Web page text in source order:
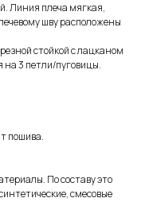
Линия плеча мягкая,
шву расположены
стойкой с лацканом
3 петли/пуговицы.
пошива.
По составу это
смесовые